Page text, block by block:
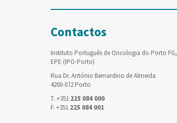
Contactos
Instituto Português de Oncologia do Porto FG,
EPE (IPO-Porto)
Rua Dr. António Bernardino de Almeida
4200-072 Porto
T. +351 225 084 000
F. +351 225 084 001